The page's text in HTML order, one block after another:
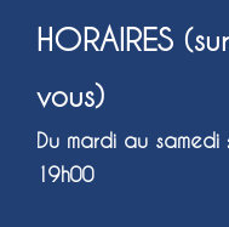
HORAIRES
vous)
Du mardi au samedi
19h00